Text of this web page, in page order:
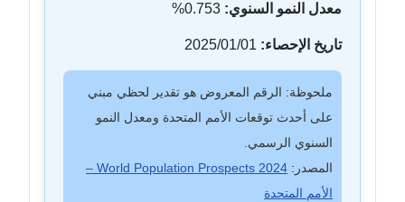
معدل النمو السنوي:
تاريخ الإحصاء:
ملحوظة: الرقم المعروض هو تقدير لحظي مبني
على أحدث توقعات الأمم المتحدة ومعدل النمو
السنوي الرسمي.
المصدر:
World Population Prospects 2024 –
الأمم المتحدة